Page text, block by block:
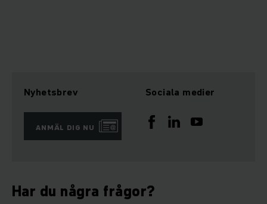
Nyhetsbrev
ANMÄL DIG NU
Sociala medier
Har du några frågor?